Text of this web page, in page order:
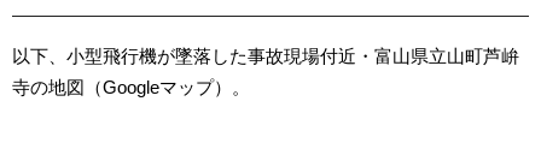
以下、小型飛行機が墜落した事故現場付近・富山県立山町芦峅
寺の地図（Googleマップ）。